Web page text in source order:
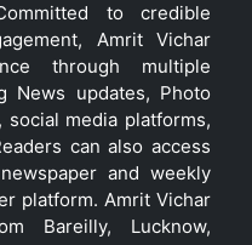
to credible
Amrit Vichar
through multiple
News updates, Photo
social media platforms,
can also access
and weekly
platform. Amrit Vichar
Bareilly, Lucknow,